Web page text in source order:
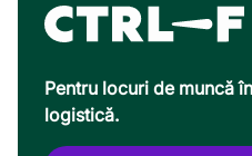
Pentru locuri de muncă
logistică.